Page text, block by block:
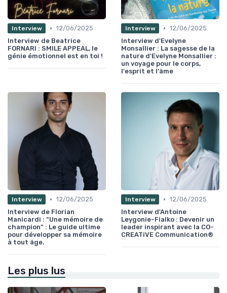
Interview • 12/06/2025
Interview de Beatrice
FORNARI : SMILE APPEAL, le
génie émotionnel est en toi !
Interview • 12/06/2025
Interview d'Evelyne
Monsallier : La sagesse de la
nature d'Evelyne Monsallier :
un voyage pour le corps,
l'esprit et l'âme
Interview • 12/06/2025
Interview de Florian
Manicardi : “Une mémoire de
champion” : Le guide ultime
pour développer sa mémoire
à tout âge.
Interview • 12/06/2025
Interview d'Antoine
Leygonie-Fialko : Devenir un
leader inspirant avec la CO-
CREATiVE Communication®
Les plus lus